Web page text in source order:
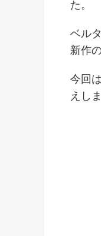
た。
ベル
新作
今回
えし